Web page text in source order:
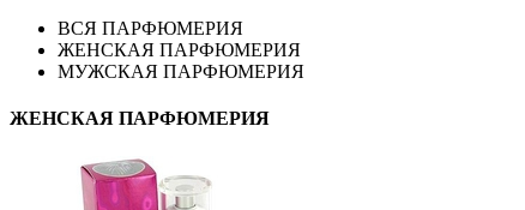
ВСЯ ПАРФЮМЕРИЯ
ЖЕНСКАЯ ПАРФЮМЕРИЯ
МУЖСКАЯ ПАРФЮМЕРИЯ
ЖЕНСКАЯ ПАРФЮМЕРИЯ